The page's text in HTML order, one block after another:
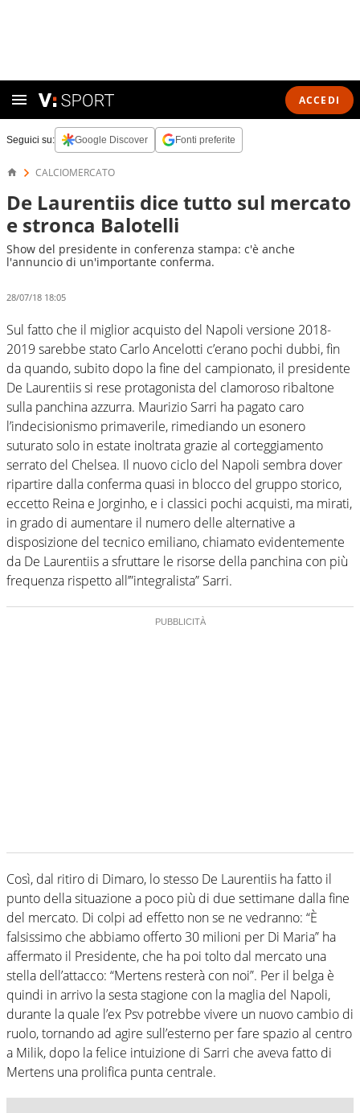
ACCEDI
Seguici su: Google Discover Fonti preferite
CALCIOMERCATO
De Laurentiis dice tutto sul mercato
e stronca Balotelli
Show del presidente in conferenza stampa: c'è anche
l'annuncio di un'importante conferma.
28/07/18 18:05
Sul fatto che il miglior acquisto del Napoli versione 2018-
2019 sarebbe stato Carlo Ancelotti c’erano pochi dubbi, fin
da quando, subito dopo la fine del campionato, il presidente
De Laurentiis si rese protagonista del clamoroso ribaltone
sulla panchina azzurra. Maurizio Sarri ha pagato caro
l’indecisionismo primaverile, rimediando un esonero
suturato solo in estate inoltrata grazie al corteggiamento
serrato del Chelsea. Il nuovo ciclo del Napoli sembra dover
ripartire dalla conferma quasi in blocco del gruppo storico,
eccetto Reina e Jorginho, e i classici pochi acquisti, ma mirati,
in grado di aumentare il numero delle alternative a
disposizione del tecnico emiliano, chiamato evidentemente
da De Laurentiis a sfruttare le risorse della panchina con più
frequenza rispetto all’”integralista” Sarri.
Così, dal ritiro di Dimaro, lo stesso De Laurentiis ha fatto il
punto della situazione a poco più di due settimane dalla fine
del mercato. Di colpi ad effetto non se ne vedranno: “È
falsissimo che abbiamo offerto 30 milioni per Di Maria” ha
affermato il Presidente, che ha poi tolto dal mercato una
stella dell’attacco: “Mertens resterà con noi”. Per il belga è
quindi in arrivo la sesta stagione con la maglia del Napoli,
durante la quale l’ex Psv potrebbe vivere un nuovo cambio di
ruolo, tornando ad agire sull’esterno per fare spazio al centro
a Milik, dopo la felice intuizione di Sarri che aveva fatto di
Mertens una prolifica punta centrale.